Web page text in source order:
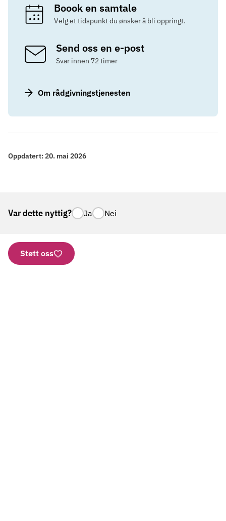
Boook en samtale
Velg et tidspunkt du ønsker å bli oppringt.
Send oss en e-post
Svar innen 72 timer
Om rådgivningstjenesten
Oppdatert:20. mai 2026
Var dette nyttig? Ja Nei
Støtt oss